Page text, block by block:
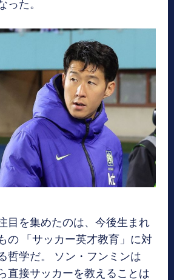
った。
目を集めたのは、今後生まれ
の 「サッカー英才教育」に対
哲学だ。 ソン・フンミンは
直接サッカーを教えることは